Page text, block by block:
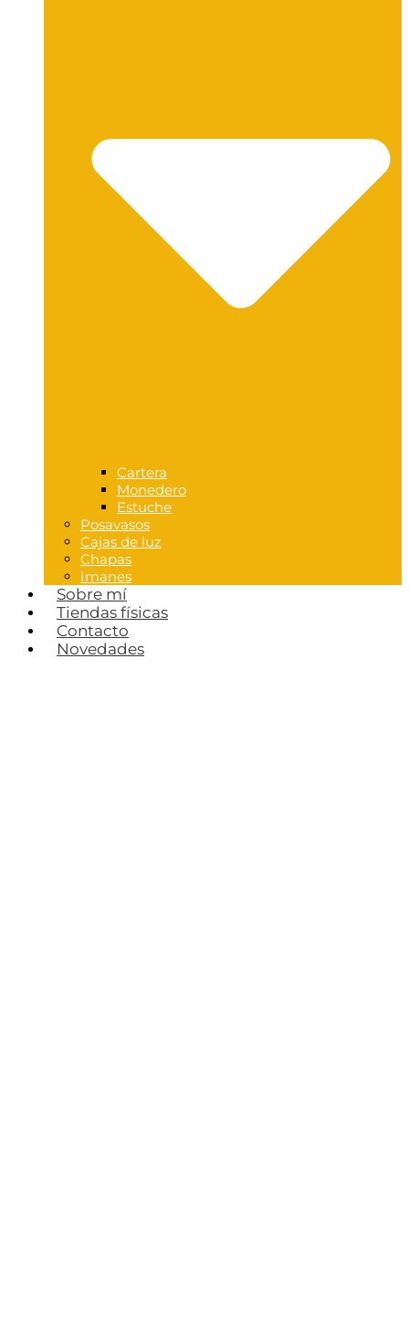
Cartera
Monedero
Estuche
Posavasos
Cajas de luz
Chapas
Imanes
Sobre mí
Tiendas físicas
Contacto
Novedades